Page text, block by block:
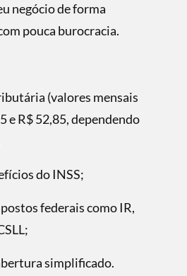
negócio de forma
pouca burocracia.
(valores mensais
e R$ 52,85, dependendo
do INSS;
federais como IR,
simplificado.